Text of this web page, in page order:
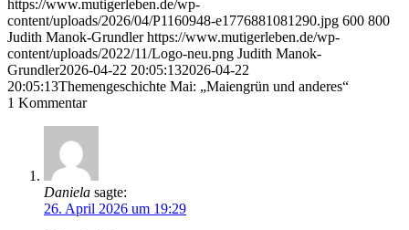
https://www.mutigerleben.de/wp-
content/uploads/2026/04/P1160948-e1776881081290.jpg 600 800
Judith Manok-Grundler https://www.mutigerleben.de/wp-
content/uploads/2022/11/Logo-neu.png Judith Manok-
Grundler2026-04-22 20:05:132026-04-22
20:05:13Themengeschichte Mai: „Maiengrün und anderes“
1 Kommentar
Daniela sagte:
26. April 2026 um 19:29